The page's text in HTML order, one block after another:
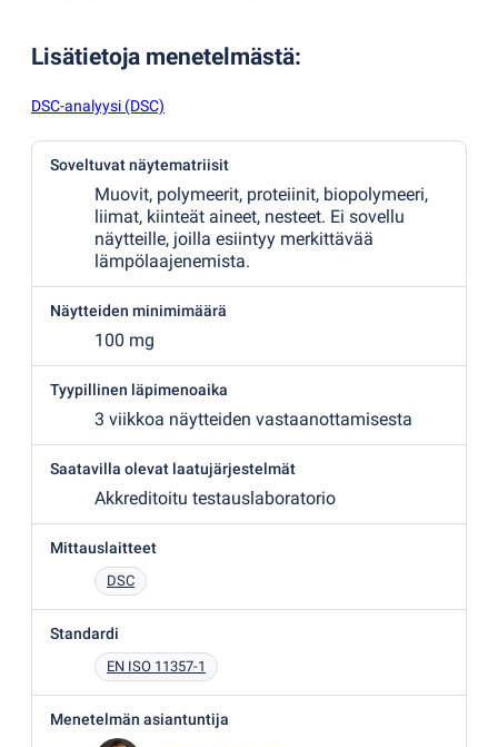
Lisätietoja menetelmästä:
DSC-analyysi (DSC)
Soveltuvat näytematriisit
Muovit, polymeerit, proteiinit, biopolymeeri,
liimat, kiinteät aineet, nesteet. Ei sovellu
näytteille, joilla esiintyy merkittävää
lämpölaajenemista.
Näytteiden minimimäärä
100 mg
Tyypillinen läpimenoaika
3 viikkoa näytteiden vastaanottamisesta
Saatavilla olevat laatujärjestelmät
Akkreditoitu testauslaboratorio
Mittauslaitteet
DSC
Standardi
EN ISO 11357-1
Menetelmän asiantuntija